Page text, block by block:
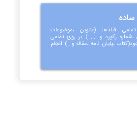
فیلدها (عناوین ،موضوعات
،شماره رکورد و .... ) بر روی تمامی
،پایان نامه ،مقاله و...) انجام